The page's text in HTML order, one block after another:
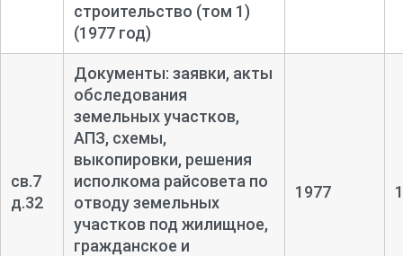
строительство (том 1)
(1977 год)
св.7
д.32
Документы: заявки, акты
обследования
земельных участков,
АПЗ, схемы,
выкопировки, решения
исполкома райсовета по
отводу земельных
участков под жилищное,
гражданское и
1977